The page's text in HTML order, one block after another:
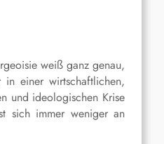
weiß ganz genau,
einer wirtschaftlichen,
und ideologischen Krise
sich immer weniger an